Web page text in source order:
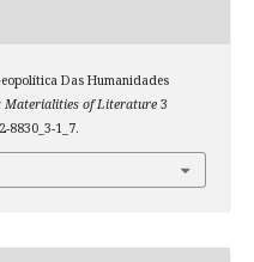
Das Humanidades
Materialities of Literature3
8830_3-1_7.